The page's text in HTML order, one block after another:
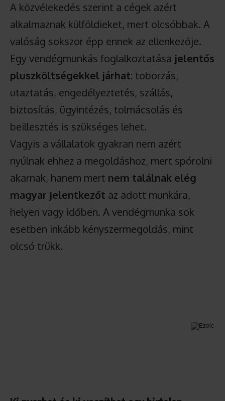
A közvélekedés szerint a cégek azért
alkalmaznak külföldieket, mert olcsóbbak. A
valóság sokszor épp ennek az ellenkezője.
Egy vendégmunkás foglalkoztatása jelentős
pluszköltségekkel járhat: toborzás,
utaztatás, engedélyeztetés, szállás,
biztosítás, ügyintézés, tolmácsolás és
beillesztés is szükséges lehet.
Vagyis a vállalatok gyakran nem azért
nyúlnak ehhez a megoldáshoz, mert spórolni
akarnak, hanem mert nem találnak elég
magyar jelentkezőt az adott munkára,
helyen vagy időben. A vendégmunka sok
esetben inkább kényszermegoldás, mint
olcsó trükk.